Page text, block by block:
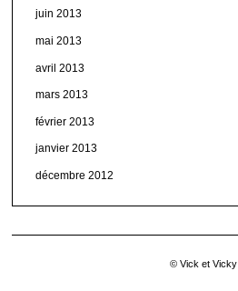
juin 2013
mai 2013
avril 2013
mars 2013
février 2013
janvier 2013
décembre 2012
© Vick et Vicky